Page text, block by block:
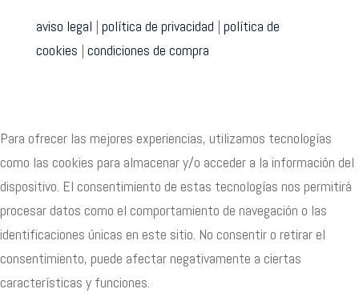
aviso legal | política de privacidad | política de
cookies | condiciones de compra
Para ofrecer las mejores experiencias, utilizamos tecnologías
como las cookies para almacenar y/o acceder a la información del
dispositivo. El consentimiento de estas tecnologías nos permitirá
procesar datos como el comportamiento de navegación o las
identificaciones únicas en este sitio. No consentir o retirar el
consentimiento, puede afectar negativamente a ciertas
características y funciones.